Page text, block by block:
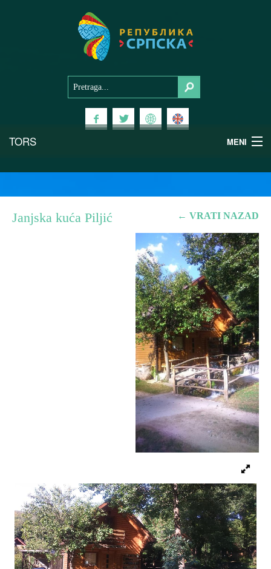
TORS MENI
Seoski turizam
Omladinski turizam
← VRATI NAZAD
Janjska kuća Piljić